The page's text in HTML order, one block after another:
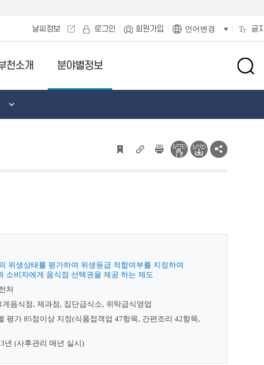
날씨정보 로그인 회원가입 언어변경 글
천소개 분야별정보
검
창
위생상태를 평가하여 위생등급 적합여부를 지정하여
소비자에게 음식점 선택권을 제공 하는 제도
처
음식점, 제과점, 집단급식소, 위탁급식영업
평가 85점이상 지정(식품접객업 47항목, 간편조리 42항목,
년 (사후관리 매년 실시)